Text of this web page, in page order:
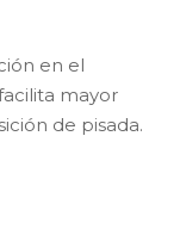
en el
mayor
de pisada.